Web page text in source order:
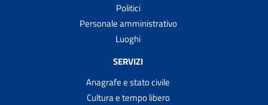
Politici
Personale amministrativo
Luoghi
SERVIZI
Anagrafe e stato civile
Cultura e tempo libero